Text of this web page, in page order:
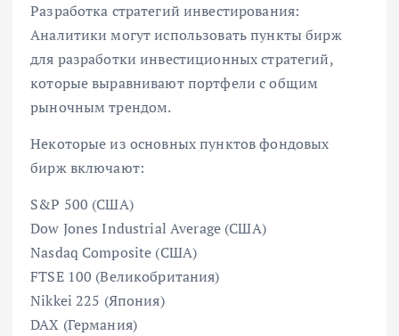
Разработка стратегий инвестирования:
Аналитики могут использовать пункты бирж
для разработки инвестиционных стратегий,
которые выравнивают портфели с общим
рыночным трендом.
Некоторые из основных пунктов фондовых
бирж включают:
S&P 500 (США)
Dow Jones Industrial Average (США)
Nasdaq Composite (США)
FTSE 100 (Великобритания)
Nikkei 225 (Япония)
DAX (Германия)